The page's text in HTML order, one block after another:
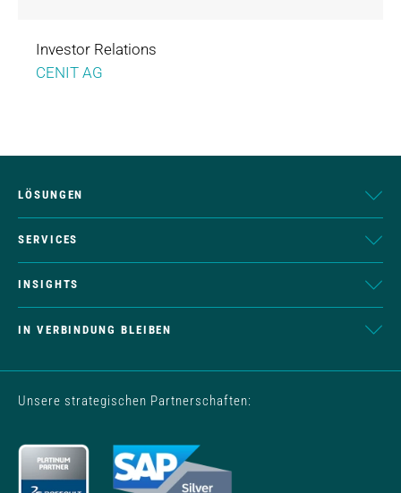
Investor Relations
CENIT AG
LÖSUNGEN
SERVICES
INSIGHTS
IN VERBINDUNG BLEIBEN
Unsere strategischen Partnerschaften: